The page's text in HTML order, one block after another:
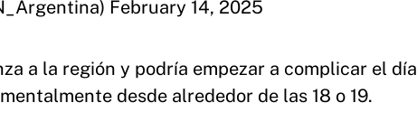
February 14, 2025
a la región y podría empezar a complicar el día
desde alrededor de las 18 o 19.